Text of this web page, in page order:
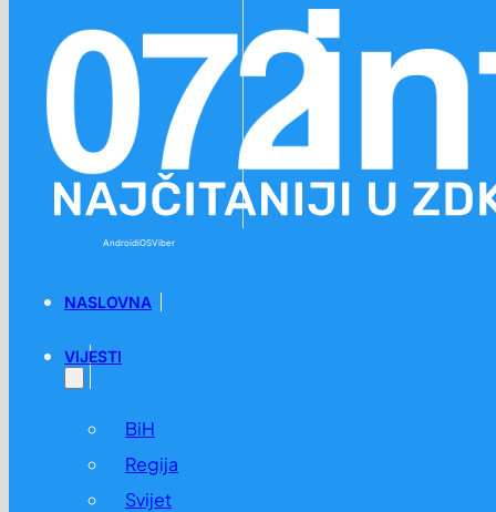
AndroidiOSViber
NASLOVNA
VIJESTI
BiH
Regija
Svijet